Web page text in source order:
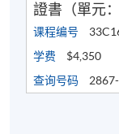
逢周五，7:00
修业期
讲授时数：30
證書（單元
课程编号
学费
$4,350
查询号码